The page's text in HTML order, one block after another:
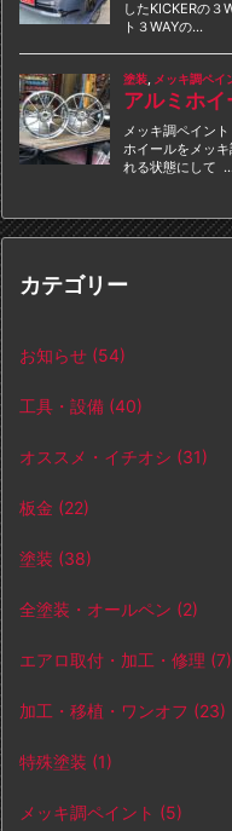
カテゴリー
お知らせ (54)
工具・設備 (40)
オススメ・イチオシ (31)
板金 (22)
塗装 (38)
全塗装・オールペン (2)
エアロ取付・加工・修理 (7)
加工・移植・ワンオフ (23)
特殊塗装 (1)
メッキ調ペイント (5)